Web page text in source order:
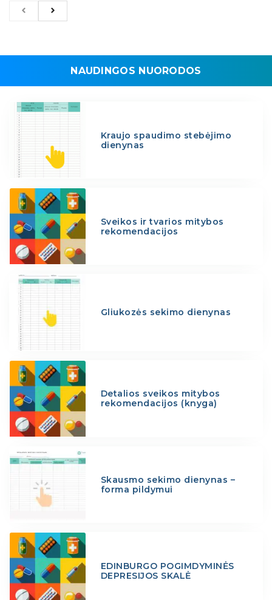
NAUDINGOS NUORODOS
Kraujo spaudimo stebėjimo
dienynas
Sveikos ir tvarios mitybos
rekomendacijos
Gliukozės sekimo dienynas
Detalios sveikos mitybos
rekomendacijos (knyga)
Skausmo sekimo dienynas –
forma pildymui
EDINBURGO POGIMDYMINĖS
DEPRESIJOS SKALĖ